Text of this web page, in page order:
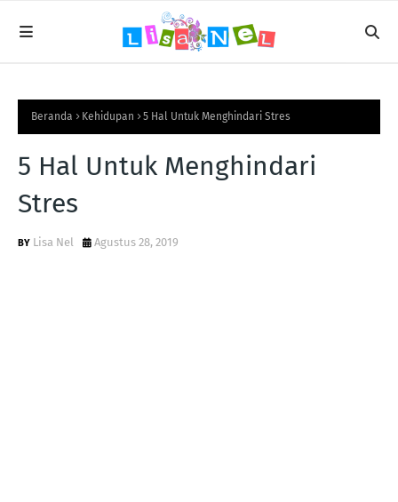
Beranda Kehidupan 5 Hal Untuk Menghindari Stres
5 Hal Untuk Menghindari
Stres
Lisa Nel Agustus 28, 2019